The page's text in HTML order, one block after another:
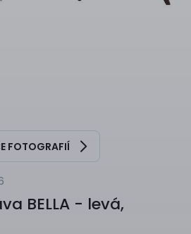
FOTOGRAFIÍ
BELLA - levá,